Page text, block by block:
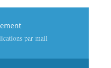
par mail